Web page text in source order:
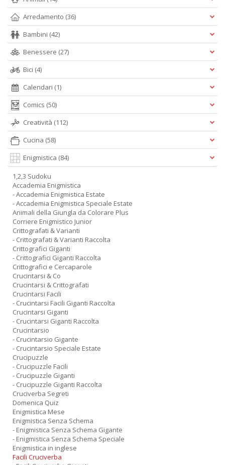
Arredamento (36)
Bambini (42)
Benessere (27)
Bici (4)
Calendari (1)
Comics (50)
Creatività (112)
Cucina (58)
Enigmistica (84)
1,2,3 Sudoku
Accademia Enigmistica
- Accademia Enigmistica Estate
- Accademia Enigmistica Speciale Estate
Animali della Giungla da Colorare Plus
Corriere Enigmistico Junior
Crittografati & Varianti
- Crittografati & Varianti Raccolta
Crittografici Giganti
- Crittografici Giganti Raccolta
Crittografici e Cercaparole
Crucintarsi & Co
Crucintarsi & Crittografati
Crucintarsi Facili
- Crucintarsi Facili Giganti Raccolta
Crucintarsi Giganti
- Crucintarsi Giganti Raccolta
Crucintarsio
- Crucintarsio Gigante
- Crucintarsio Speciale Estate
Crucipuzzle
- Crucipuzzle Facili
- Crucipuzzle Giganti
- Crucipuzzle Giganti Raccolta
Cruciverba Segreti
Domenica Quiz
Enigmistica Mese
Enigmistica Senza Schema
- Enigmistica Senza Schema Gigante
- Enigmistica Senza Schema Speciale
Enigmistica in inglese
Facili Cruciverba